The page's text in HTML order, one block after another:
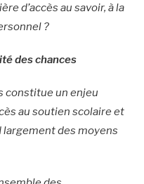
d’accès au savoir, à la
?
des chances
constitue un enjeu
au soutien scolaire et
largement des moyens